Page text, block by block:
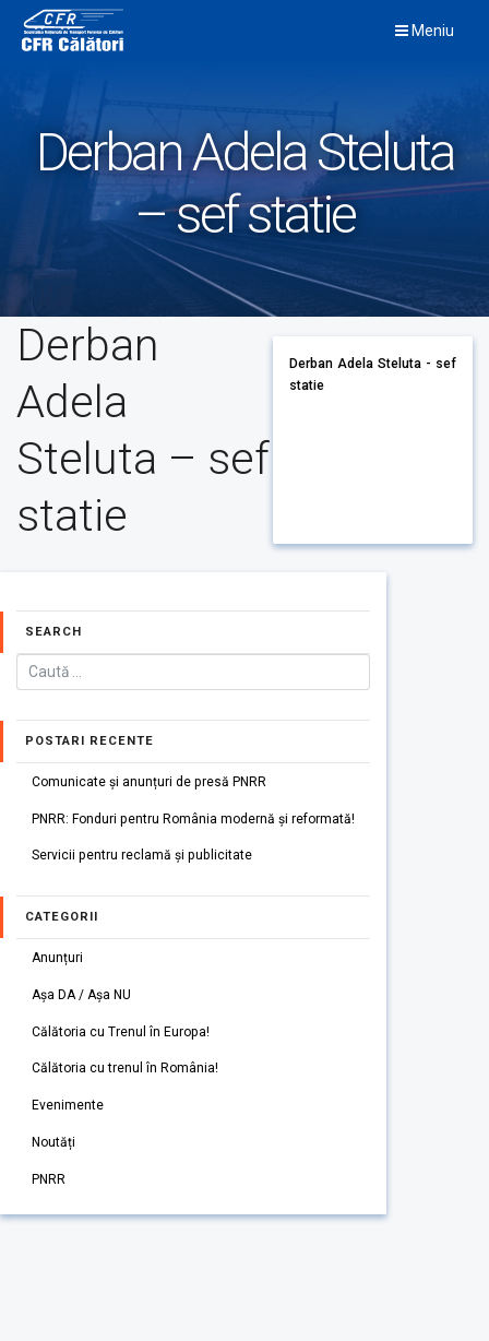
content
Meniu
Derban Adela Steluta
– sef statie
Derban
Adela
Steluta – sef
statie
Derban Adela Steluta - sef
statie
SEARCH
POSTARI RECENTE
Comunicate și anunțuri de presă PNRR
PNRR: Fonduri pentru România modernă și reformată!
Servicii pentru reclamă și publicitate
CATEGORII
Anunțuri
Așa DA / Așa NU
Călătoria cu Trenul în Europa!
Călătoria cu trenul în România!
Evenimente
Noutăți
PNRR